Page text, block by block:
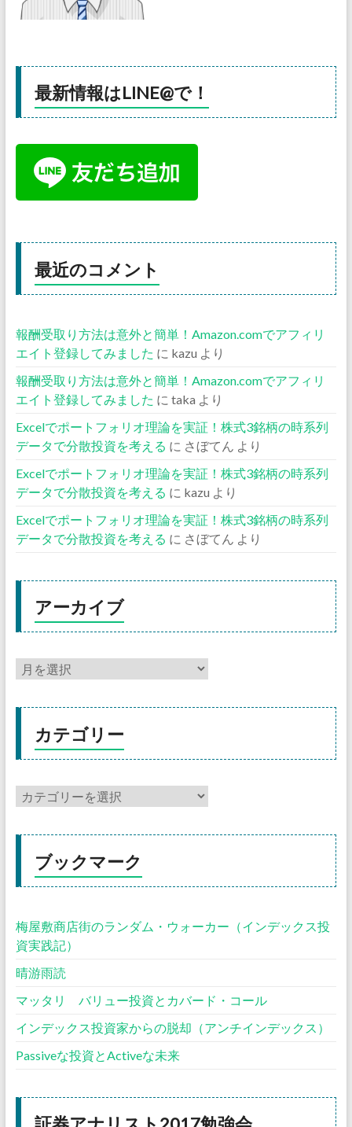
最新情報はLINE@で！
最近のコメント
報酬受取り方法は意外と簡単！Amazon.comでアフィリ
エイト登録してみました に kazu より
報酬受取り方法は意外と簡単！Amazon.comでアフィリ
エイト登録してみました に taka より
Excelでポートフォリオ理論を実証！株式3銘柄の時系列
データで分散投資を考える に さぼてん より
Excelでポートフォリオ理論を実証！株式3銘柄の時系列
データで分散投資を考える に kazu より
Excelでポートフォリオ理論を実証！株式3銘柄の時系列
データで分散投資を考える に さぼてん より
アーカイブ
カテゴリー
ブックマーク
梅屋敷商店街のランダム・ウォーカー（インデックス投
資実践記）
晴游雨読
マッタリ バリュー投資とカバード・コール
インデックス投資家からの脱却（アンチインデックス）
Passiveな投資とActiveな未来